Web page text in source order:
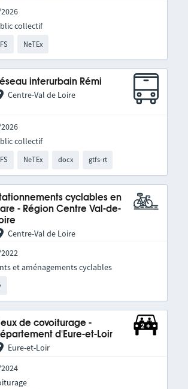
NeTEx
collectif
interurbain Rémi
Centre-Val de Loire
NeTEx docx gtfs-rt
collectif
cyclables en
- Région Centre Val-de-
Centre-Val de Loire
et aménagements cyclables
de covoiturage -
d'Eure-et-Loir
Eure-et-Loir